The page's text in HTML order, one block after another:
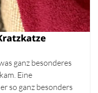
ganz besonderes
Eine
so ganz besonders